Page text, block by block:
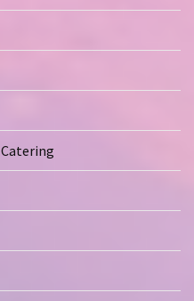
Catering